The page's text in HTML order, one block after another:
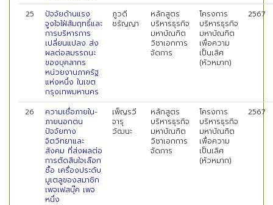
25
ปัจจัยด้านแรง
จูงใจใฝ่สัมฤทธิ์และ
การบริหารการ
เปลี่ยนแปลง ส่ง
ผลต่อสมรรถนะ
ของบุคลากร
หน่วยงานภาครัฐ
แห่งหนึ่ง ในเขต
กรุงเทพมหานคร
ภูวดี
ชรัญญา
หลักสูตร
บริหารธุรกิจ
มหาบัณฑิต
วิชาเอกการ
จัดการ
โครงการ
บริหารธุรกิจ
มหาบัณฑิต
เพื่อความ
เป็นเลิศ
(หัวหมาก)
2567
26
ความเชื่อภายใน-
ภายนอกตน
ปัจจัยทาง
จิตวิทยาและ
สังคม ที่ส่งผลต่อ
การตัดสินใจเลือก
ซื้อ เครื่องประดับ
มูเตลูของสมาชิก
เพจเฟสบุ๊ค เพจ
หนึ่ง
เพ็ญรวี
จารุ
วัฒนะ
หลักสูตร
บริหารธุรกิจ
มหาบัณฑิต
วิชาเอกการ
จัดการ
โครงการ
บริหารธุรกิจ
มหาบัณฑิต
เพื่อความ
เป็นเลิศ
(หัวหมาก)
2567